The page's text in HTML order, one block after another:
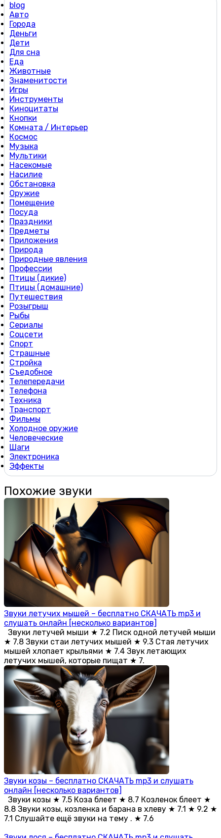
blog
Авто
Города
Деньги
Дети
Для сна
Еда
Животные
Знаменитости
Игры
Инструменты
Киноцитаты
Кнопки
Комната / Интерьер
Космос
Музыка
Мультики
Насекомые
Насилие
Обстановка
Оружие
Помещение
Посуда
Праздники
Предметы
Приложения
Природа
Природные явления
Профессии
Птицы (дикие)
Птицы (домашние)
Путешествия
Розыгрыш
Рыбы
Сериалы
Соцсети
Спорт
Страшные
Стройка
Съедобное
Телепередачи
Телефона
Техника
Транспорт
Фильмы
Холодное оружие
Человеческие
Шаги
Электроника
Эффекты
Похожие звуки
Звуки летучих мышей – бесплатно СКАЧАТЬ mp3 и
слушать онлайн [несколько вариантов]
Звуки летучей мыши ★ 7.2 Писк одной летучей мыши
★ 7.8 Звуки стаи летучих мышей ★ 9.3 Стая летучих
мышей хлопает крыльями ★ 7.4 Звук летающих
летучих мышей, которые пищат ★ 7.
Звуки козы – бесплатно СКАЧАТЬ mp3 и слушать
онлайн [несколько вариантов]
Звуки козы ★ 7.5 Коза блеет ★ 8.7 Козленок блеет ★
8.8 Звуки козы, козленка и барана в хлеву ★ 7.1 ★ 9.2 ★
7.1 Слушайте ещё звуки на тему . ★ 7.6